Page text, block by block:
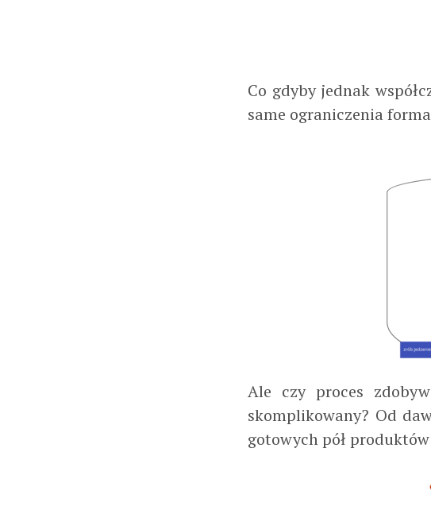
Co gdyby jednak
same ograniczenia
Ale czy proces
skomplikowany? Od
gotowych pół